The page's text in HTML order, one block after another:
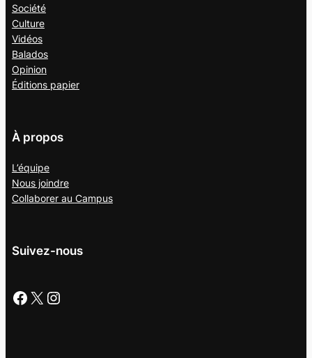
Société
Culture
Vidéos
Balados
Opinion
Éditions papier
À propos
L’équipe
Nous joindre
Collaborer au Campus
Suivez-nous
Facebook X Instagram